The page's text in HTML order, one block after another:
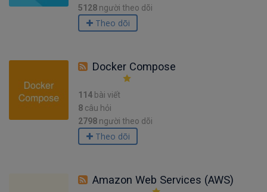
5128 người theo dõi
Theo dõi
Docker Compose
114 bài viết
8 câu hỏi
2798 người theo dõi
Theo dõi
Amazon Web Services (AWS)